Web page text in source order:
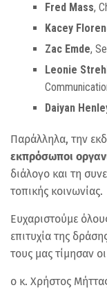
Fred Mass,
Kacey
Zac Emde,
Leonie Strehl
Daiyan
Παράλληλα, την
εκπρόσωποι
διάλογο και τη
τοπικής κοινωνίας.
Ευχαριστούμε
επιτυχία της
τους μας τίμησαν
o κ. Χρήστος